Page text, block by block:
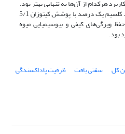
هرکدام از آن‌ها به تنهایی بهتر بود.
در مجموع برهمکنش کلرید کلسیم یک درصد با پوشش کیتوزان 5/1
ویژگی‌های کیفی و بیوشیمیایی میوه
بود.
کل سفتی بافت ظرفیت پاداکسندگی